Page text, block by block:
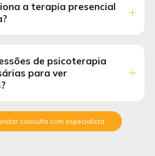
a terapia presencial
de psicoterapia
para ver
consulta com especialista